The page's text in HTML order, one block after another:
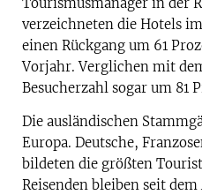
verzeichneten die Hotels
einen Rückgang um 61
Vorjahr. Verglichen mit
Besucherzahl sogar um 81
Die ausländischen
Europa. Deutsche,
bildeten die größten
Reisenden bleiben seit